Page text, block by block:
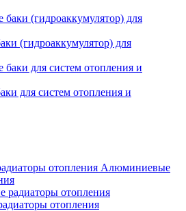
(гидроаккумулятор) для
для систем отопления и
Алюминиевые
отопления